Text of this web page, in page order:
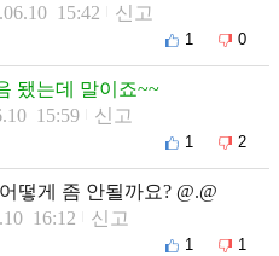
15:42 신고
1 0
됐는데 말이죠~~
15:59 신고
1 2
떻게 좀 안될까요? @.@
16:12 신고
1 1